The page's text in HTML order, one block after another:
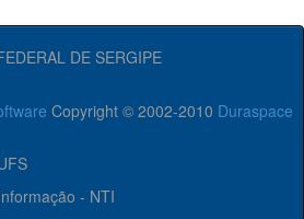
DE SERGIPE
Copyright © 2002-2010 Duraspace
- NTI